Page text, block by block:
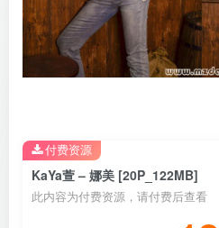
KaYa萱 – 娜美 [20P_122MB]
此内容为付费资源，请付费后查看
付费资源